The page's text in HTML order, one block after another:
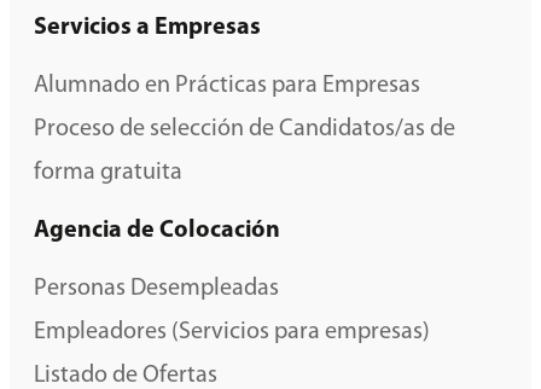
Servicios a Empresas
Alumnado en Prácticas para Empresas
Proceso de selección de Candidatos/as de
forma gratuita
Agencia de Colocación
Personas Desempleadas
Empleadores (Servicios para empresas)
Listado de Ofertas